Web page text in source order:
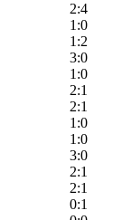
2:4
1:0
1:2
3:0
1:0
2:1
2:1
1:0
1:0
3:0
2:1
2:1
0:1